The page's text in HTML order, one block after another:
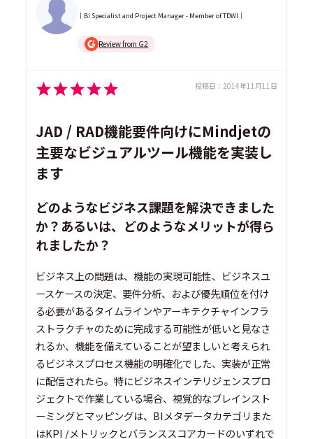
｜BI Specialist and Project Manager - Member of TDWI｜
Review from G2
投稿日： 2014年11月11日
JAD / RAD機能要件向けにMindjetの
主要なビジュアルツール機能を実装し
ます
どのようなビジネス課題を解決できました
か？あるいは、どのようなメリットが得ら
れましたか？
ビジネス上の問題は、機能の実現可能性、ビジネスユ
ースケースの決定、要件分析、および優先順位を付け
る必要があるタイムラインやアーキテクチャインフラ
ストラクチャのために完成する可能性が低いと見なさ
れるか、機能を備えていることが望ましいと考えられ
るビジネスプロセス機能の明確化でした、実装が正常
に配信されたら。特にビジネスインテリジェンスプロ
ジェクトで作業している場合、視覚的なブレインスト
ーミングとマッピングは、BIメタデータカテゴリまた
はKPI /メトリックとバランススコアカードのいずれで